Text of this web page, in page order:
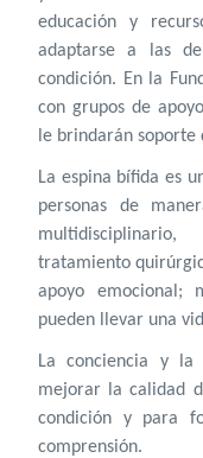
educación y
adaptarse a las
condición. En la
con grupos de
le brindarán soporte
La espina bífida es
personas de
multidisciplinario,
tratamiento
apoyo emocional;
pueden llevar una
La conciencia y la
mejorar la calidad
condición y para
comprensión.